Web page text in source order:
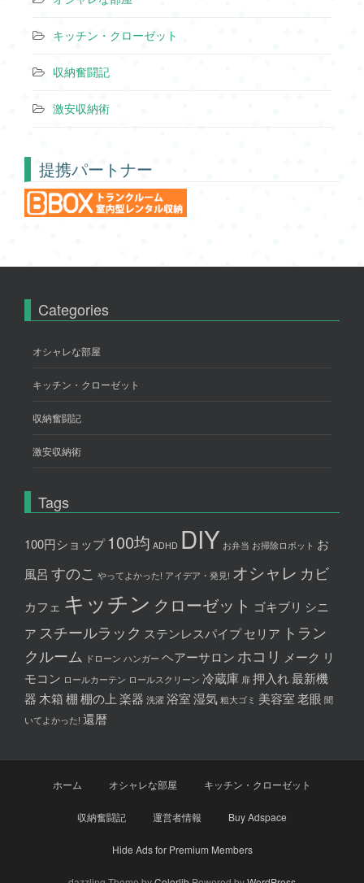
キッチン・クローゼット
収納奮闘記
激安収納術
提携パートナー
Categories
オシャレな部屋
キッチン・クローゼット
収納奮闘記
激安収納術
Tags
100円ショップ 100均 ADHD DIY お弁当 お掃除ロボット お
風呂 すのこ やってよかった! アイデア・発見! オシャレ カビ
カフェ キッチン クローゼット ゴキブリ シニ
ア スチールラック ステンレスパイプセリア トラン
クルーム ドローン ハンガー ヘアーサロン ホコリ メーク リ
モコン ロールカーテン ロールスクリーン 冷蔵庫 扉 押入れ最新機
器木箱棚棚の上楽器 洗濯 浴室湿気 粗大ゴミ 美容室老眼 聞
いてよかった! 還暦
ホーム オシャレな部屋 キッチン・クローゼット
収納奮闘記 運営者情報 Buy Adspace
Hide Ads for Premium Members